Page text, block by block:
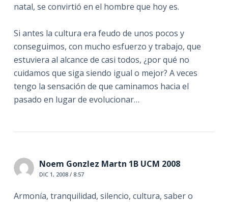
natal, se convirtió en el hombre que hoy es.
Si antes la cultura era feudo de unos pocos y
conseguimos, con mucho esfuerzo y trabajo, que
estuviera al alcance de casi todos, ¿por qué no
cuidamos que siga siendo igual o mejor? A veces
tengo la sensación de que caminamos hacia el
pasado en lugar de evolucionar…
Noem Gonzlez Martn 1B UCM 2008
DIC 1, 2008 / 8:57
Armonía, tranquilidad, silencio, cultura, saber o